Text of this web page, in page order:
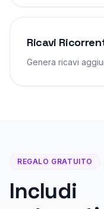
Ricavi
Genera ricavi
REGALO GRATUITO
Includi